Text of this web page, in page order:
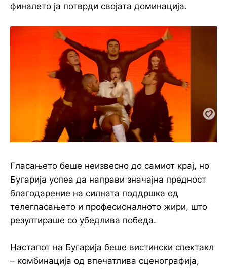
финалето ја потврди својата доминација.
Гласањето беше неизвесно до самиот крај, но
Бугарија успеа да направи значајна предност
благодарение на силната поддршка од
телегласањето и професионалното жири, што
резултираше со убедлива победа.
Настапот на Бугарија беше вистински спектакл
– комбинација од впечатлива сценографија,